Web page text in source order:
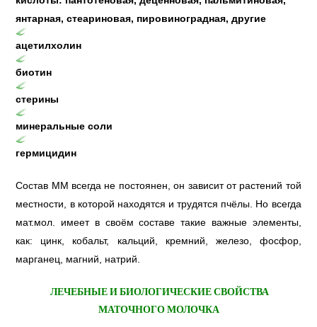
янтарная, стеариновая, пировиноградная, другие
ацетилхолин
биотин
стерины
минеральные соли
гермицидин
Состав ММ всегда не постоянен, он зависит от растений той
местности, в которой находятся и трудятся пчёлы. Но всегда
мат.мол. имеет в своём составе такие важные элементы,
как: цинк, кобальт, кальций, кремний, железо, фосфор,
марганец, магний, натрий.
ЛЕЧЕБНЫЕ И БИОЛОГИЧЕСКИЕ СВОЙСТВА
МАТОЧНОГО МОЛОЧКА